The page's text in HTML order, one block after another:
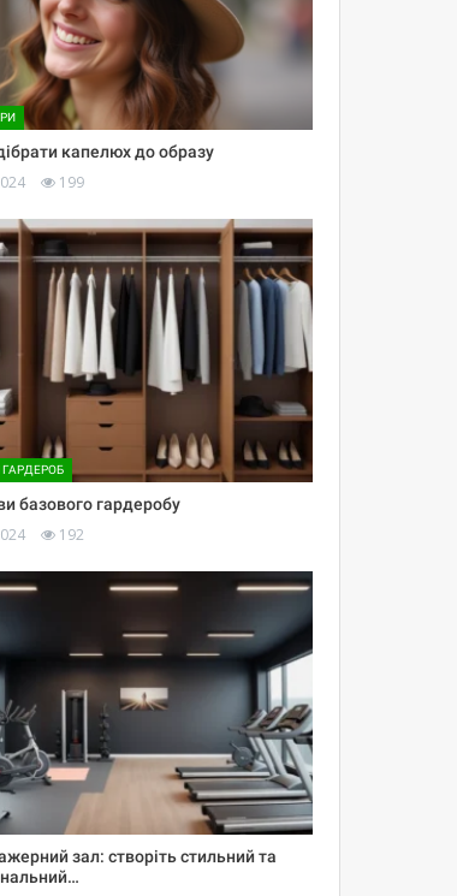
капелюх до образу
199
базового гардеробу
192
зал: створіть стильний та